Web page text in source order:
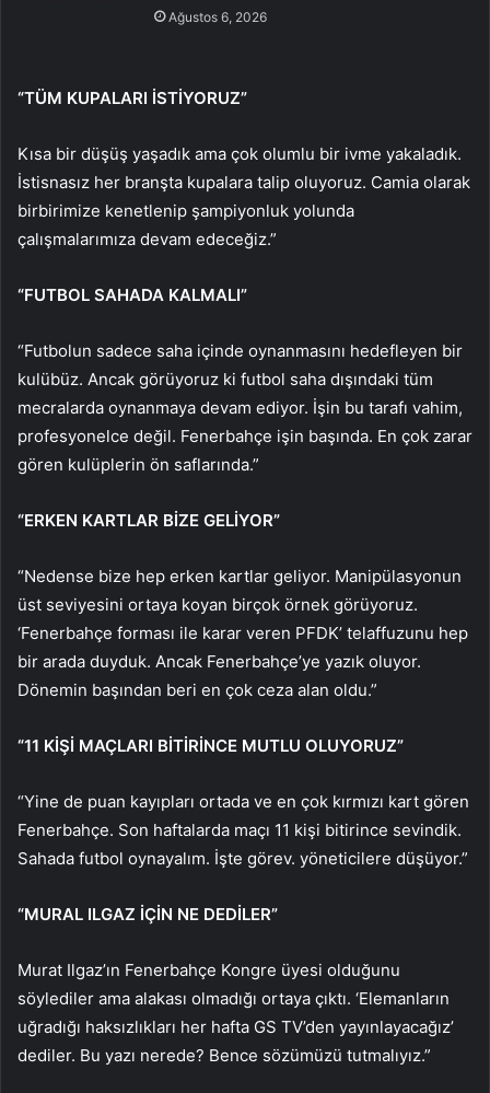
Ağustos 6, 2026
“TÜM KUPALARI İSTİYORUZ”
Kısa bir düşüş yaşadık ama çok olumlu bir ivme yakaladık.
İstisnasız her branşta kupalara talip oluyoruz. Camia olarak
birbirimize kenetlenip şampiyonluk yolunda
çalışmalarımıza devam edeceğiz.”
“FUTBOL SAHADA KALMALI”
“Futbolun sadece saha içinde oynanmasını hedefleyen bir
kulübüz. Ancak görüyoruz ki futbol saha dışındaki tüm
mecralarda oynanmaya devam ediyor. İşin bu tarafı vahim,
profesyonelce değil. Fenerbahçe işin başında. En çok zarar
gören kulüplerin ön saflarında.”
“ERKEN KARTLAR BİZE GELİYOR”
“Nedense bize hep erken kartlar geliyor. Manipülasyonun
üst seviyesini ortaya koyan birçok örnek görüyoruz.
‘Fenerbahçe forması ile karar veren PFDK’ telaffuzunu hep
bir arada duyduk. Ancak Fenerbahçe’ye yazık oluyor.
Dönemin başından beri en çok ceza alan oldu.”
“11 KİŞİ MAÇLARI BİTİRİNCE MUTLU OLUYORUZ”
“Yine de puan kayıpları ortada ve en çok kırmızı kart gören
Fenerbahçe. Son haftalarda maçı 11 kişi bitirince sevindik.
Sahada futbol oynayalım. İşte görev. yöneticilere düşüyor.”
“MURAL ILGAZ İÇİN NE DEDİLER”
Murat Ilgaz’ın Fenerbahçe Kongre üyesi olduğunu
söylediler ama alakası olmadığı ortaya çıktı. ‘Elemanların
uğradığı haksızlıkları her hafta GS TV’den yayınlayacağız’
dediler. Bu yazı nerede? Bence sözümüzü tutmalıyız.”